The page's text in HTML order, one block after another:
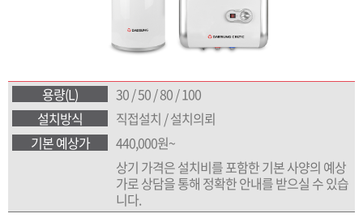
용량(L)
30 / 50 / 80 / 100
설치방식
직접설치 / 설치의뢰
기본 예상가
440,000원~
상기 가격은 설치비를 포함한 기본 사양의 예상
가로 상담을 통해 정확한 안내를 받으실 수 있습
니다.